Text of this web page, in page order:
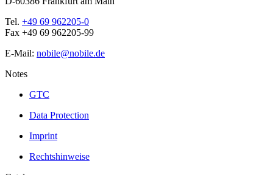
Tel. +49 69 962205-0
Fax +49 69 962205-99
E-Mail: nobile@nobile.de
Notes
GTC
Data Protection
Imprint
Rechtshinweise